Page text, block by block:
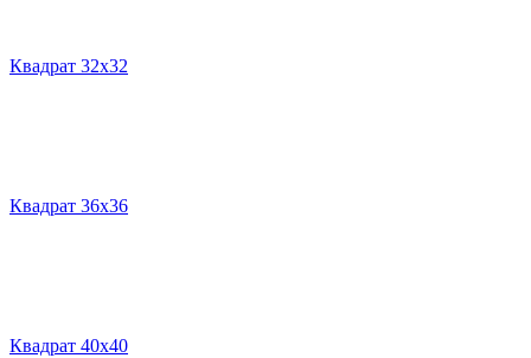
Квадрат 32х32
Квадрат 36х36
Квадрат 40х40